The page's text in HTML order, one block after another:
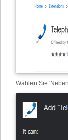
Wählen Sie